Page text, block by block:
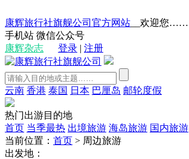
康辉旅行社旗舰公司官方网站 __欢迎您……
手机站 微信公众号
康辉杂志
登录 | 注册
云南 香港 泰国 日本 巴厘岛 邮轮度假
热门出游目的地
首页 当季最热 出境旅游 海岛旅游 国内旅游
当前位置： 首页 > 周边旅游
出发地：